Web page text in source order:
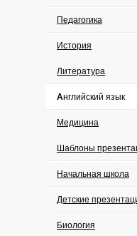
Педагогика
История
Литература
Английский язык
Медицина
Шаблоны
Начальная школа
Детские
Биология